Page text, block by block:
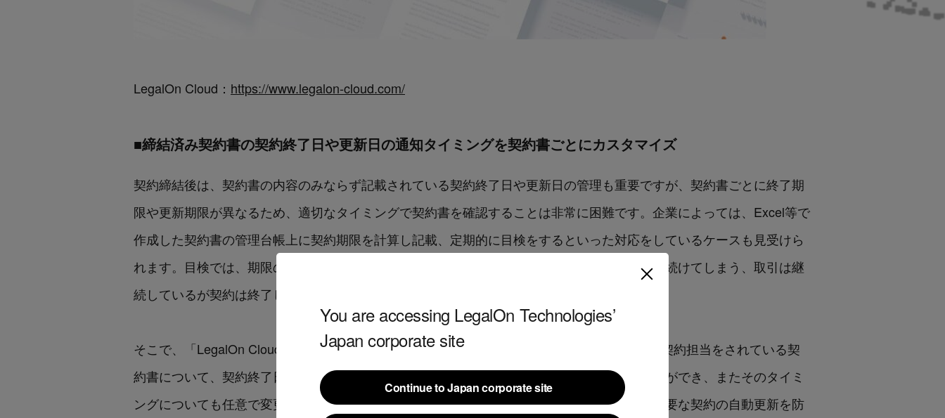
You are accessing LegalOn Technologies’
Japan corporate site
Continue to Japan corporate site
Continue to Japan corporate site
LegalOn Cloud： https://www.legalon-cloud.com/
■締結済み契約書の契約終了日や更新日の通知タイミングを契約書ごとにカスタマイズ
契約締結後は、契約書の内容のみならず記載されている契約終了日や更新日の管理も重要ですが、契約書ごとに終了期
限や更新期限が異なるため、適切なタイミングで契約書を確認することは非常に困難です。企業によっては、Excel等で
作成した契約書の管理台帳上に契約期限を計算し記載、定期的に目検をするといった対応をしているケースも見受けら
れます。目検では、期限の計算ミス、見落としといったことが発生し、不要な契約が更新され続けてしまう、取引は継
続しているが契約は終了している、といった問題が生じかねません。
そこで、「LegalOn Cloud」のコントラクトマネジメントでは、ご自身が閲覧可能な契約書や契約担当をされている契
約書について、契約終了日や更新拒絶期限日が近い契約書についてメール通知を受け取ることができ、またそのタイミ
ングについても任意で変更ができるようになりました。これにより、契約期限の見直しや不必要な契約の自動更新を防